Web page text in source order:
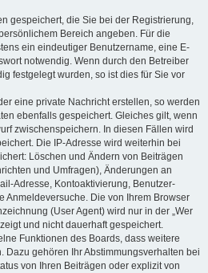
gespeichert, die Sie bei der Registrierung,
Bereich angeben. Für die
ein eindeutiger Benutzername, eine E-
notwendig. Wenn durch den Betreiber
festgelegt wurden, so ist dies für Sie vor
eine private Nachricht erstellen, so werden
ebenfalls gespeichert. Gleiches gilt, wenn
zwischenspeichern. In diesen Fällen wird
Die IP-Adresse wird weiterhin bei
Löschen und Ändern von Beiträgen
und Umfragen), Änderungen an
Adresse, Kontoaktivierung, Benutzer-
Anmeldeversuche. Die von Ihrem Browser
(User Agent) wird nur in der „Wer
und nicht dauerhaft gespeichert.
Funktionen des Boards, dass weitere
Dazu gehören Ihr Abstimmungsverhalten bei
von Ihren Beiträgen oder explizit von